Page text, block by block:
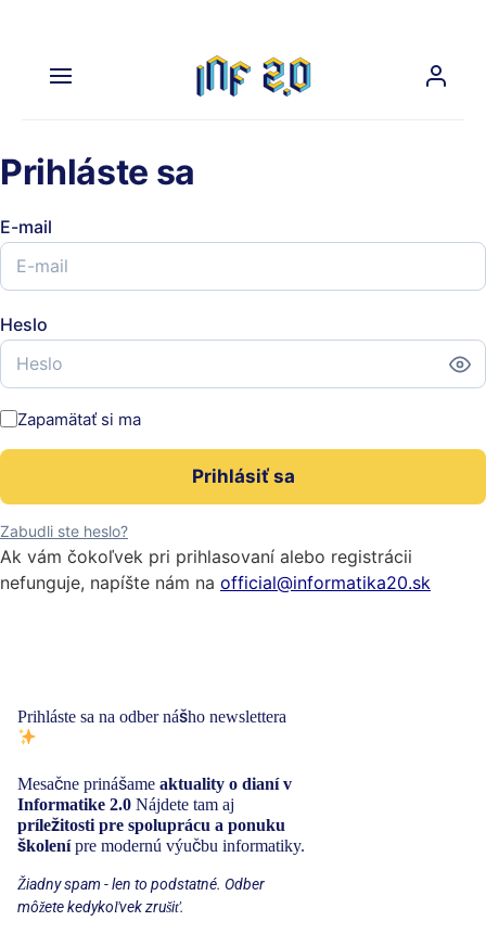
Prihláste sa
E-mail
Heslo
Zapamätať si ma
Prihlásiť sa
Zabudli ste heslo?
Ak vám čokoľvek pri prihlasovaní alebo registrácii
nefunguje, napíšte nám na official@informatika20.sk
Prihláste sa na odber nášho newslettera
Mesačne prinášame aktuality o dianí v
Informatike 2.0 Nájdete tam aj
príležitosti pre spoluprácu a ponuku
školenípre modernú výučbu informatiky.
Žiadny spam - len to podstatné. Odber
môžete kedykoľvek zrušiť.